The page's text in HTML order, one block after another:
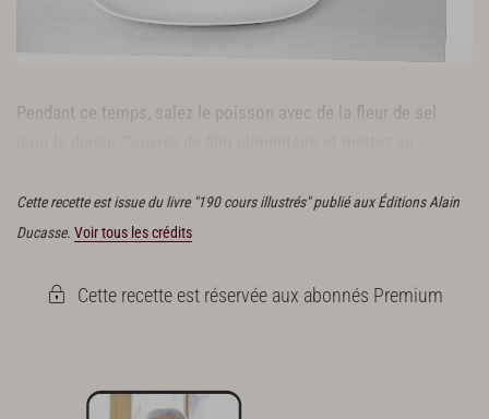
Pendant ce temps, salez le poisson avec de la fleur de sel
Cette recette est issue du livre "190 cours illustrés" publié aux Éditions Alain
Ducasse. Voir tous les crédits
Cette recette est réservée aux abonnés Premium